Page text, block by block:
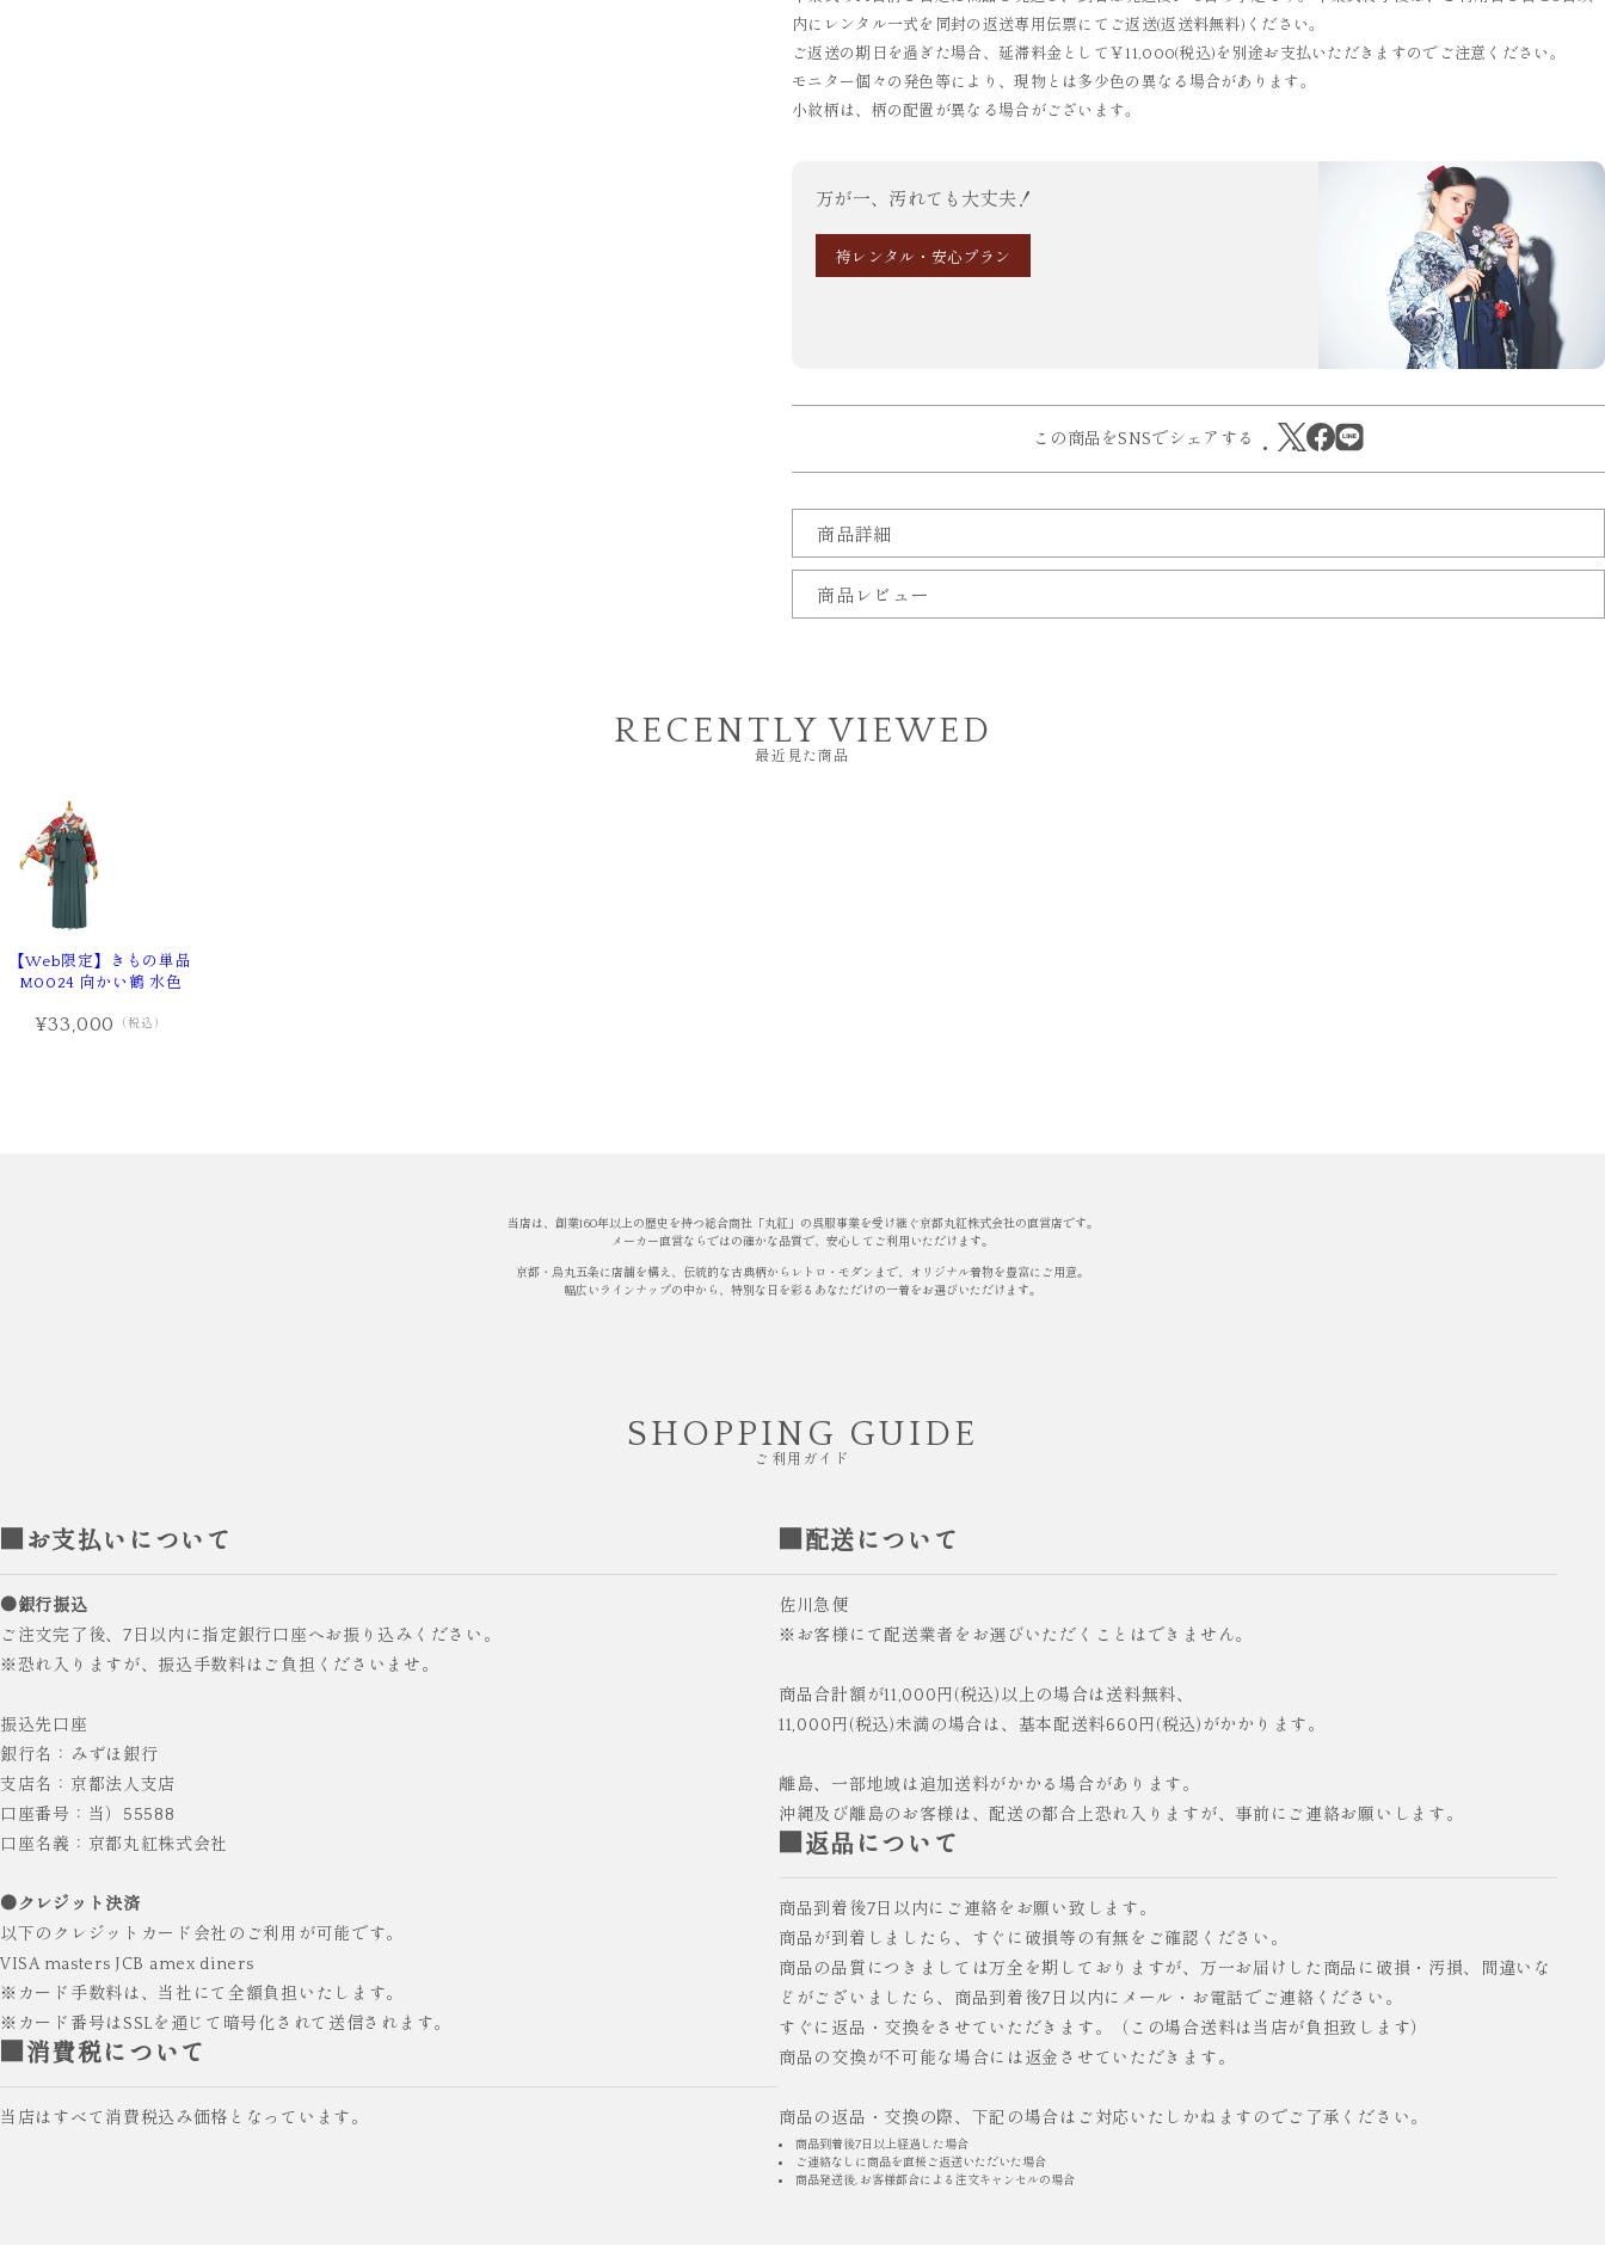
内にレンタル一式を同封の返送専用伝票にてご返送(返送料無料)ください。
ご返送の期日を過ぎた場合、延滞料金として￥11,000(税込)を別途お支払いただきますのでご注意ください。
モニター個々の発色等により、現物とは多少色の異なる場合があります。
小紋柄は、柄の配置が異なる場合がございます。
万が一、汚れても大丈夫！
袴レンタル・安心プラン
この商品をSNSでシェアする
商品詳細
商品レビュー
RECENTLY VIEWED
最近見た商品
【Web限定】きもの単品
M0024 向かい鶴 水色
¥33,000 （税込）
当店は、創業160年以上の歴史を持つ総合商社「丸紅」の呉服事業を受け継ぐ京都丸紅株式会社の直営店です。
メーカー直営ならではの確かな品質で、安心してご利用いただけます。
京都・烏丸五条に店舗を構え、伝統的な古典柄からレトロ・モダンまで、オリジナル着物を豊富にご用意。
幅広いラインナップの中から、特別な日を彩るあなただけの一着をお選びいただけます。
SHOPPING GUIDE
ご利用ガイド
■お支払いについて
●銀行振込
ご注文完了後、7日以内に指定銀行口座へお振り込みください。
※恐れ入りますが、振込手数料はご負担くださいませ。
振込先口座
銀行名：みずほ銀行
支店名：京都法人支店
口座番号：当）55588
口座名義：京都丸紅株式会社
●クレジット決済
以下のクレジットカード会社のご利用が可能です。
VISA masters JCB amex diners
※カード手数料は、当社にて全額負担いたします。
※カード番号はSSLを通じて暗号化されて送信されます。
■消費税について
当店はすべて消費税込み価格となっています。
■配送について
佐川急便
※お客様にて配送業者をお選びいただくことはできません。
商品合計額が11,000円(税込)以上の場合は送料無料、
11,000円(税込)未満の場合は、基本配送料660円(税込)がかかります。
離島、一部地域は追加送料がかかる場合があります。
沖縄及び離島のお客様は、配送の都合上恐れ入りますが、事前にご連絡お願いします。
■返品について
商品到着後7日以内にご連絡をお願い致します。
商品が到着しましたら、すぐに破損等の有無をご確認ください。
商品の品質につきましては万全を期しておりますが、万一お届けした商品に破損・汚損、間違いな
どがございましたら、商品到着後7日以内にメール・お電話でご連絡ください。
すぐに返品・交換をさせていただきます。（この場合送料は当店が負担致します）
商品の交換が不可能な場合には返金させていただきます。
商品の返品・交換の際、下記の場合はご対応いたしかねますのでご了承ください。
商品到着後7日以上経過した場合
ご連絡なしに商品を直接ご返送いただいた場合
商品発送後, お客様都合による注文キャンセルの場合